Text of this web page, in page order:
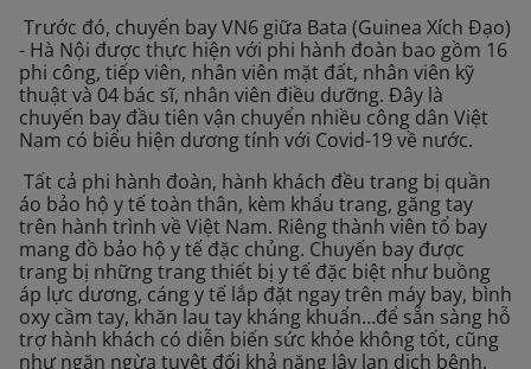
Trước đó, chuyến bay VN6 giữa Bata (Guinea Xích Đạo)
- Hà Nội được thực hiện với phi hành đoàn bao gồm 16
phi công, tiếp viên, nhân viên mặt đất, nhân viên kỹ
thuật và 04 bác sĩ, nhân viên điều dưỡng. Đây là
chuyến bay đầu tiên vận chuyển nhiều công dân Việt
Nam có biểu hiện dương tính với Covid-19 về nước.
Tất cả phi hành đoàn, hành khách đều trang bị quần
áo bảo hộ y tế toàn thân, kèm khẩu trang, găng tay
trên hành trình về Việt Nam. Riêng thành viên tổ bay
mang đồ bảo hộ y tế đặc chủng. Chuyến bay được
trang bị những trang thiết bị y tế đặc biệt như buồng
áp lực dương, cáng y tế lắp đặt ngay trên máy bay, bình
oxy cầm tay, khăn lau tay kháng khuẩn…để sẵn sàng hỗ
trợ hành khách có diễn biến sức khỏe không tốt, cũng
như ngăn ngừa tuyệt đối khả năng lây lan dịch bệnh.